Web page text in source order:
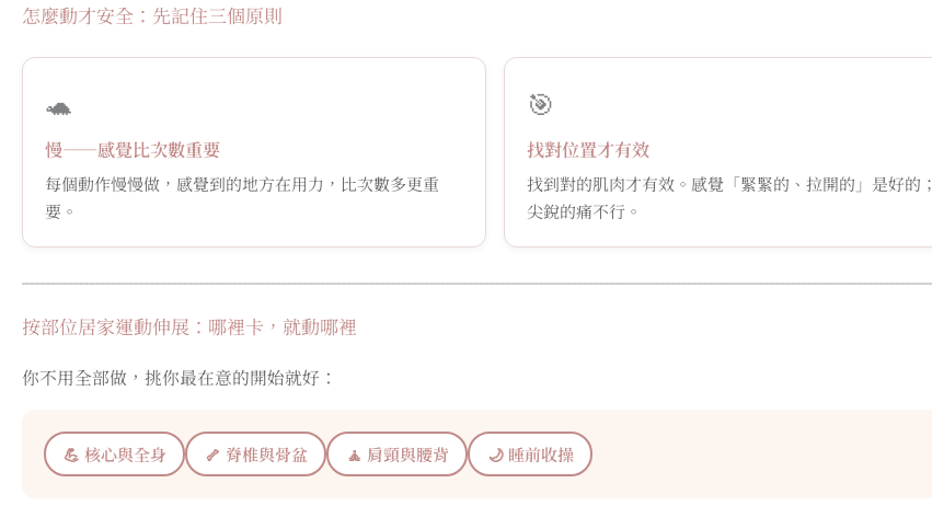
怎麼動才安全：先記住三個原則
🐢
慢——感覺比次數重要
每個動作慢慢做，感覺到的地方在用力，比次數多更重
要。
🎯
找對位置才有效
找到對的肌肉才有效。感覺「緊緊的、拉開的」是好的；
尖銳的痛不行。
按部位居家運動伸展：哪裡卡，就動哪裡
你不用全部做，挑你最在意的開始就好：
💪 核心與全身 🦴 脊椎與骨盆 🧘 肩頸與腰背 🌙 睡前收操